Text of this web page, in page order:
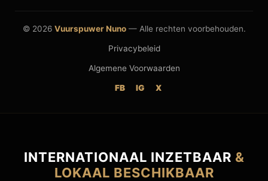
© 2026 Vuurspuwer Nuno— Alle rechten voorbehouden.
Privacybeleid
Algemene Voorwaarden
FB IG X
INTERNATIONAAL INZETBAAR &
LOKAAL BESCHIKBAAR